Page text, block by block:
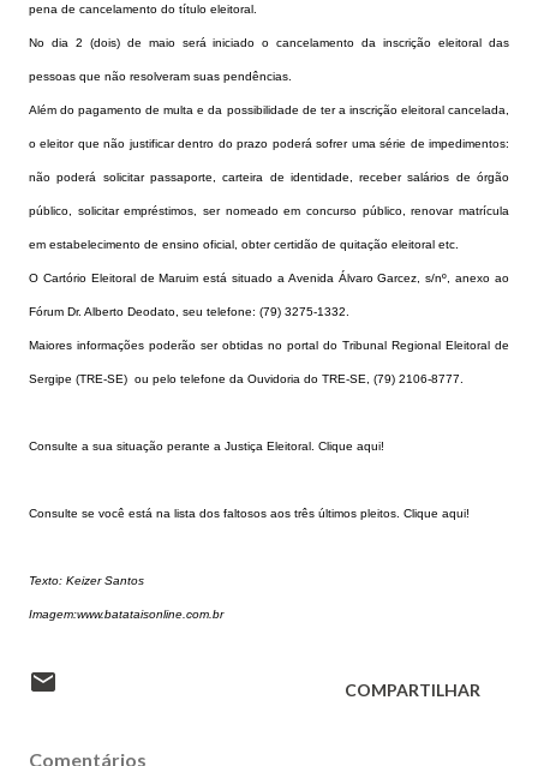
pena de cancelamento do título eleitoral.
No dia 2 (dois) de maio será iniciado o cancelamento da inscrição eleitoral das
pessoas que não resolveram suas pendências.
Além do pagamento de multa e da possibilidade de ter a inscrição eleitoral cancelada,
o eleitor que não justificar dentro do prazo poderá sofrer uma série de impedimentos:
não poderá solicitar passaporte, carteira de identidade, receber salários de órgão
público, solicitar empréstimos, ser nomeado em concurso público, renovar matrícula
em estabelecimento de ensino oficial, obter certidão de quitação eleitoral etc.
O Cartório Eleitoral de Maruim está situado a Avenida Álvaro Garcez, s/nº, anexo ao
Fórum Dr. Alberto Deodato, seu telefone: (79) 3275-1332.
Maiores informações poderão ser obtidas no portal do Tribunal Regional Eleitoral de
Sergipe (TRE-SE) ou pelo telefone da Ouvidoria do TRE-SE, (79) 2106-8777.
Consulte a sua situação perante a Justiça Eleitoral. Clique aqui!
Consulte se você está na lista dos faltosos aos três últimos pleitos. Clique aqui!
Texto: Keizer Santos
Imagem:www.batataisonline.com.br
COMPARTILHAR
Comentários